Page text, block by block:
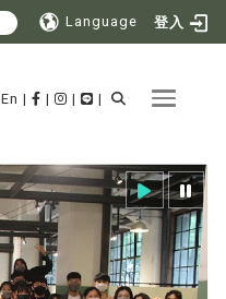
Language 登入
Toggle
En | | | |